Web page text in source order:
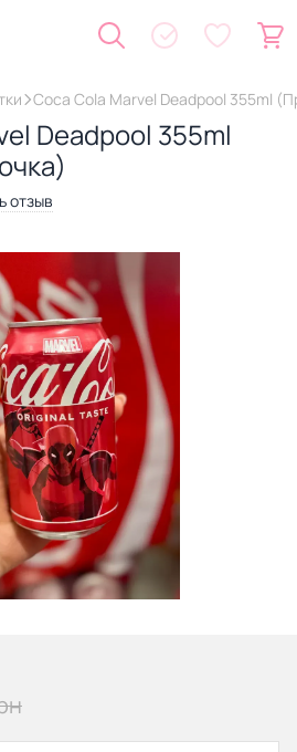
Coca Cola Marvel Deadpool 355ml
Deadpool 355ml
отзыв